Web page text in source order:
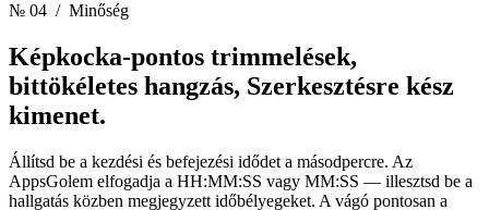
№ 04 / Minőség
Képkocka-pontos trimmelések,
bittökéletes hangzás, Szerkesztésre kész
kimenet.
Állítsd be a kezdési és befejezési idődet a másodpercre. Az
AppsGolem elfogadja a HH:MM:SS vagy MM:SS — illesztsd be a
hallgatás közben megjegyzett időbélyegeket. A vágó pontosan a